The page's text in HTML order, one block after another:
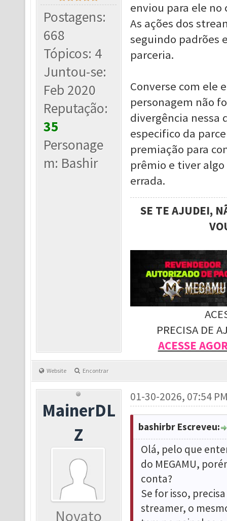
Postagens:
668
Tópicos: 4
Juntou-se:
Feb 2020
Reputação:
35
Personage
m: Bashir
enviou para ele no
As ações dos
seguindo padrões
parceria.
Converse com ele
personagem não
divergência nessa
especifico da
premiação para
prêmio e tiver
errada.
SE TE AJUDEI,
PRECISA DE
ACESSE
Website Encontrar
MainerDL
Z
Novato
01-30-2026, 07:54
bashirbr Escreveu:
Olá, pelo que
do MEGAMU,
conta?
Se for isso,
streamer, o